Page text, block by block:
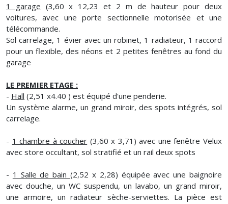
1 garage (3,60 x 12,23 et 2 m de hauteur pour deux
voitures, avec une porte sectionnelle motorisée et une
télécommande.
Sol carrelage, 1 évier avec un robinet, 1 radiateur, 1 raccord
pour un flexible, des néons et 2 petites fenêtres au fond du
garage
LE PREMIER ETAGE :
- Hall (2,51 x4.40 ) est équipé d'une penderie.
Un système alarme, un grand miroir, des spots intégrés, sol
carrelage.
- 1 chambre à coucher (3,60 x 3,71) avec une fenêtre Velux
avec store occultant, sol stratifié et un rail deux spots
- 1 Salle de bain(2,52 x 2,28) équipée avec une baignoire
avec douche, un WC suspendu, un lavabo, un grand miroir,
une armoire, un radiateur sèche-serviettes. La pièce est